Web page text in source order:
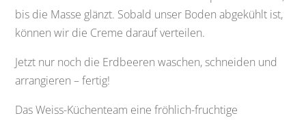
bis die Masse glänzt. Sobald unser Boden abgekühlt ist,
können wir die Creme darauf verteilen.
Jetzt nur noch die Erdbeeren waschen, schneiden und
arrangieren – fertig!
Das Weiss-Küchenteam eine fröhlich-fruchtige